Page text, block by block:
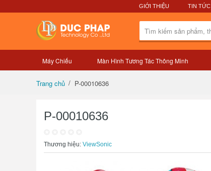
GIỚI THIỆU TIN TỨC
Tổng quan sản phẩm
Máy Chiếu Màn Hình Tương Tác Thông Minh
Trang chủ P-00010636
P-00010636
Thương hiệu: ViewSonic